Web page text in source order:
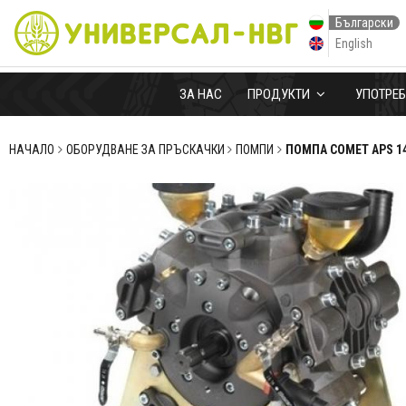
ЗА НАС ПРОДУКТИ
Български
English
НАЧАЛО ОБОРУДВАНЕ ЗА ПРЪСКАЧКИ ПОМПИ ПОМПА COMET APS